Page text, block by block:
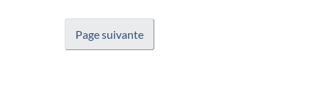
Page suivante